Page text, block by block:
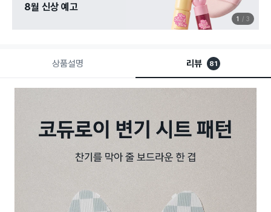
8월 신상 예고
1 3
상품설명 리뷰 81